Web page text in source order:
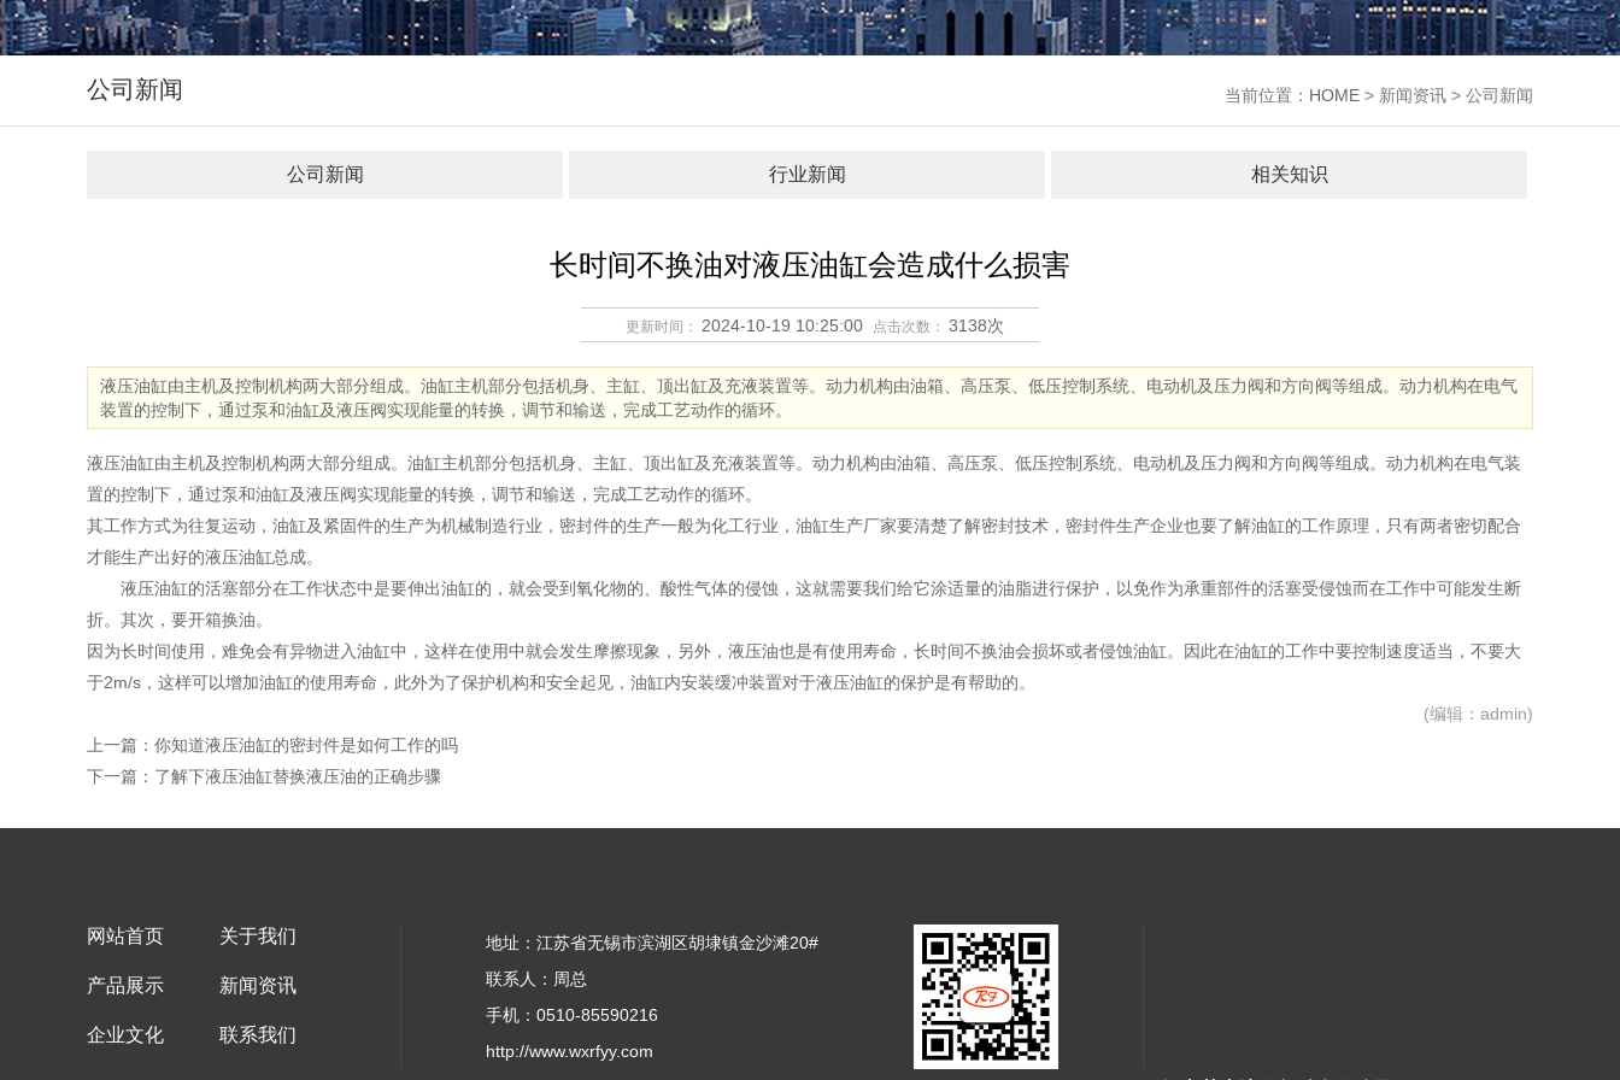
公司新闻 当前位置： HOME > 新闻资讯 > 公司新闻
公司新闻 行业新闻 相关知识
长时间不换油对液压油缸会造成什么损害
更新时间： 2024-10-19 10:25:00 点击次数： 3138次
液压油缸由主机及控制机构两大部分组成。油缸主机部分包括机身、主缸、顶出缸及充液装置等。动力机构由油箱、高压泵、低压控制系统、电动机及压力阀和方向阀等组成。动力机构在电气
装置的控制下，通过泵和油缸及液压阀实现能量的转换，调节和输送，完成工艺动作的循环。
液压油缸由主机及控制机构两大部分组成。油缸主机部分包括机身、主缸、顶出缸及充液装置等。动力机构由油箱、高压泵、低压控制系统、电动机及压力阀和方向阀等组成。动力机构在电气装
置的控制下，通过泵和油缸及液压阀实现能量的转换，调节和输送，完成工艺动作的循环。
其工作方式为往复运动，油缸及紧固件的生产为机械制造行业，密封件的生产一般为化工行业，油缸生产厂家要清楚了解密封技术，密封件生产企业也要了解油缸的工作原理，只有两者密切配合
才能生产出好的液压油缸总成。
液压油缸的活塞部分在工作状态中是要伸出油缸的，就会受到氧化物的、酸性气体的侵蚀，这就需要我们给它涂适量的油脂进行保护，以免作为承重部件的活塞受侵蚀而在工作中可能发生断
折。其次，要开箱换油。
因为长时间使用，难免会有异物进入油缸中，这样在使用中就会发生摩擦现象，另外，液压油也是有使用寿命，长时间不换油会损坏或者侵蚀油缸。因此在油缸的工作中要控制速度适当，不要大
于2m/s，这样可以增加油缸的使用寿命，此外为了保护机构和安全起见，油缸内安装缓冲装置对于液压油缸的保护是有帮助的。
(编辑：admin)
上一篇： 你知道液压油缸的密封件是如何工作的吗
下一篇： 了解下液压油缸替换液压油的正确步骤
网站首页 关于我们
产品展示 新闻资讯
企业文化 联系我们
地址：江苏省无锡市滨湖区胡埭镇金沙滩20#
联系人：周总
手机：0510-85590216
http://www.wxrfyy.com